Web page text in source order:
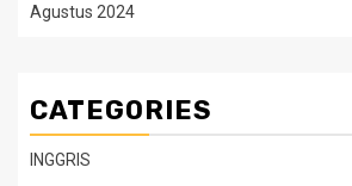
Agustus 2024
CATEGORIES
INGGRIS